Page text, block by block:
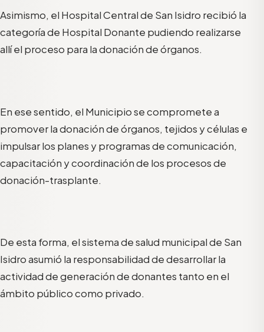
Asimismo, el Hospital Central de San Isidro recibió la
categoría de Hospital Donante pudiendo realizarse
allí el proceso para la donación de órganos.
En ese sentido, el Municipio se compromete a
promover la donación de órganos, tejidos y células e
impulsar los planes y programas de comunicación,
capacitación y coordinación de los procesos de
donación-trasplante.
De esta forma, el sistema de salud municipal de San
Isidro asumió la responsabilidad de desarrollar la
actividad de generación de donantes tanto en el
ámbito público como privado.